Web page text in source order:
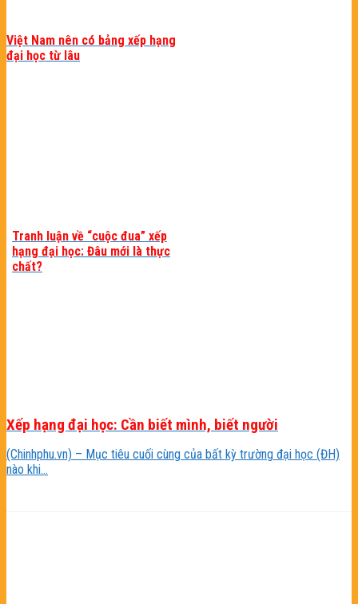
Việt Nam nên có bảng xếp hạng
đại học từ lâu
Tranh luận về “cuộc đua” xếp
hạng đại học: Đâu mới là thực
chất?
Xếp hạng đại học: Cần biết mình, biết người
(Chinhphu.vn) – Mục tiêu cuối cùng của bất kỳ trường đại học (ĐH)
nào khi...